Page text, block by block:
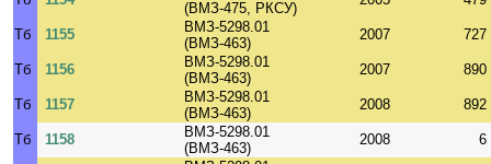
(ВМЗ-475, РКСУ)
Тб 1155
ВМЗ-5298.01
(ВМЗ-463)
2007 727
Тб 1156
ВМЗ-5298.01
(ВМЗ-463)
2007 890
Тб 1157
ВМЗ-5298.01
(ВМЗ-463)
2008 892
Тб 1158
ВМЗ-5298.01
(ВМЗ-463)
2008 6